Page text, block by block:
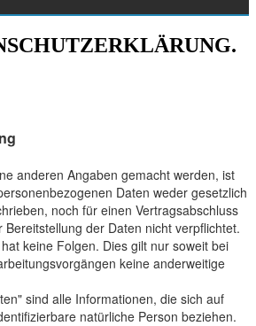
anderen Angaben gemacht werden, ist
Daten weder gesetzlich
noch für einen Vertragsabschluss
der Daten nicht verpflichtet.
keine Folgen. Dies gilt nur soweit bei
keine anderweitige
sind alle Informationen, die sich auf
natürliche Person beziehen.